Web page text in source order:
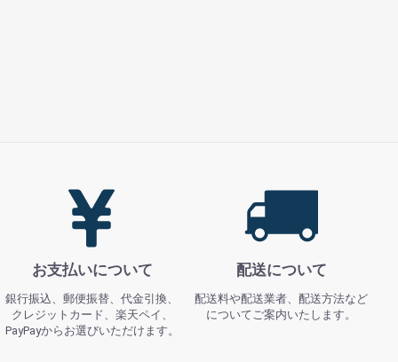
お支払いについて
銀行振込、郵便振替、代金引換、
クレジットカード、楽天ペイ、
PayPayからお選びいただけます。
配送について
配送料や配送業者、配送方法など
についてご案内いたします。